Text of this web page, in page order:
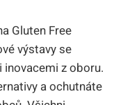
Gluten Free
výstavy se
z oboru.
a ochutnáte